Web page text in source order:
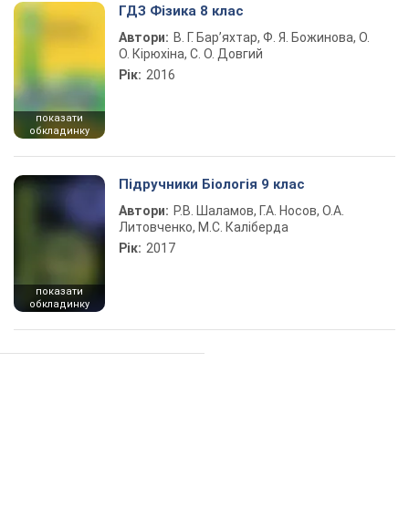
показати
обкладинку
ГДЗ Фізика 8 клас
Автори: В. Г. Бар’яхтар, Ф. Я. Божинова, О.
О. Кірюхіна, С. О. Довгий
Рік: 2016
показати
обкладинку
Підручники Біологія 9 клас
Автори: Р.В. Шаламов, Г.А. Носов, О.А.
Литовченко, М.С. Каліберда
Рік: 2017